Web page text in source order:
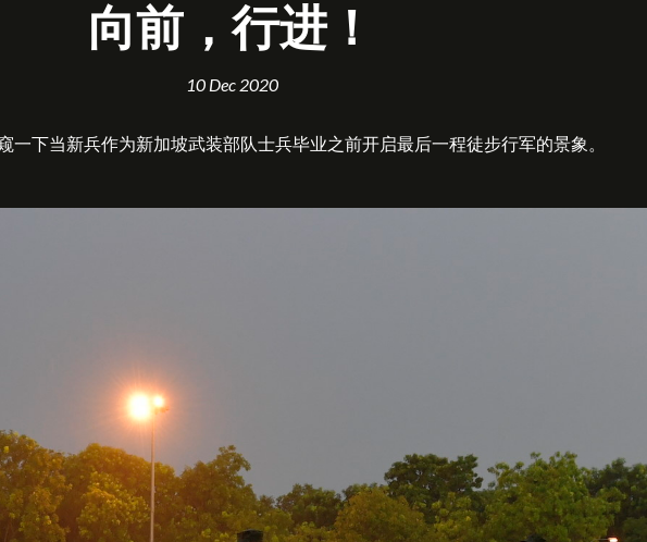
向前，行进！
10 Dec 2020
一下当新兵作为新加坡武装部队士兵毕业之前开启最后一程徒步行军的景象。